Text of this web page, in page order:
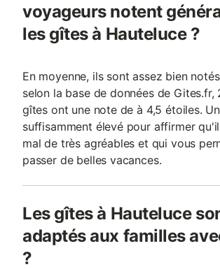
voyageurs notent
les gîtes à Hauteluce ?
En moyenne, ils sont assez bien
selon la base de données de Gites.fr,
gîtes ont une note de à 4,5 étoiles.
suffisamment élevé pour affirmer
mal de très agréables et qui vous
passer de belles vacances.
Les gîtes à Hauteluce
adaptés aux familles
?